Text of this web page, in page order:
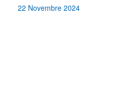
22 Novembre 2024